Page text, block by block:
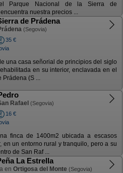
Parque Nacional de la Sierra de
nuestra precios ...
de Prádena
(Segovia)
35 €
una casa señorial de principios del siglo
en su interior, enclavada en el
Prádena (S ...
Rafael (Segovia)
16 €
finca de 1400m2 ubicada a escasos
en un entorno rural y tranquilo, pero a su
de San Raf ...
La Estrella
en Ortigosa del Monte (Segovia)